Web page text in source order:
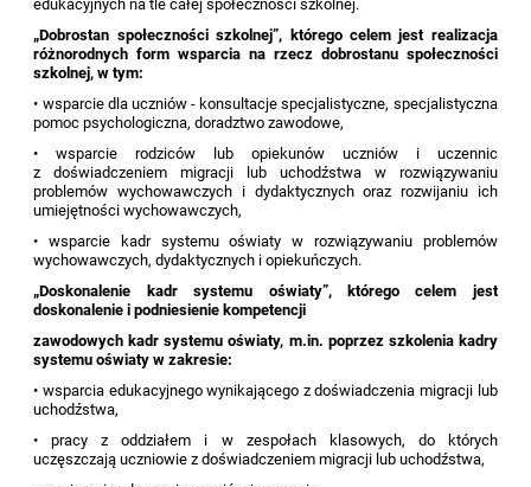
edukacyjnych na tle całej społeczności szkolnej.
„Dobrostan społeczności szkolnej”, którego celem jest realizacja
różnorodnych form wsparcia na rzecz dobrostanu społeczności
szkolnej, w tym:
• wsparcie dla uczniów - konsultacje specjalistyczne, specjalistyczna
pomoc psychologiczna, doradztwo zawodowe,
• wsparcie rodziców lub opiekunów uczniów i uczennic
z doświadczeniem migracji lub uchodźstwa w rozwiązywaniu
problemów wychowawczych i dydaktycznych oraz rozwijaniu ich
umiejętności wychowawczych,
• wsparcie kadr systemu oświaty w rozwiązywaniu problemów
wychowawczych, dydaktycznych i opiekuńczych.
„Doskonalenie kadr systemu oświaty”, którego celem jest
doskonalenie i podniesienie kompetencji
zawodowych kadr systemu oświaty, m.in. poprzez szkolenia kadry
systemu oświaty w zakresie:
• wsparcia edukacyjnego wynikającego z doświadczenia migracji lub
uchodźstwa,
• pracy z oddziałem i w zespołach klasowych, do których
uczęszczają uczniowie z doświadczeniem migracji lub uchodźstwa,